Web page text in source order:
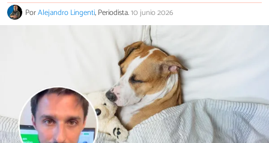
PorAlejandro Lingenti, Periodista.10 junio 2026